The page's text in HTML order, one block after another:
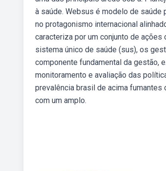
à saúde. Websus é modelo de
no protagonismo internacional
caracteriza por um conjunto de
sistema único de saúde (sus), os
componente fundamental da gestão,
monitoramento e avaliação das
prevalência brasil de acima fumantes
com um amplo.